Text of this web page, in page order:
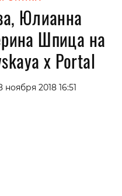
Юлианна
Шпица на
x Portal
ноября 2018 16:51